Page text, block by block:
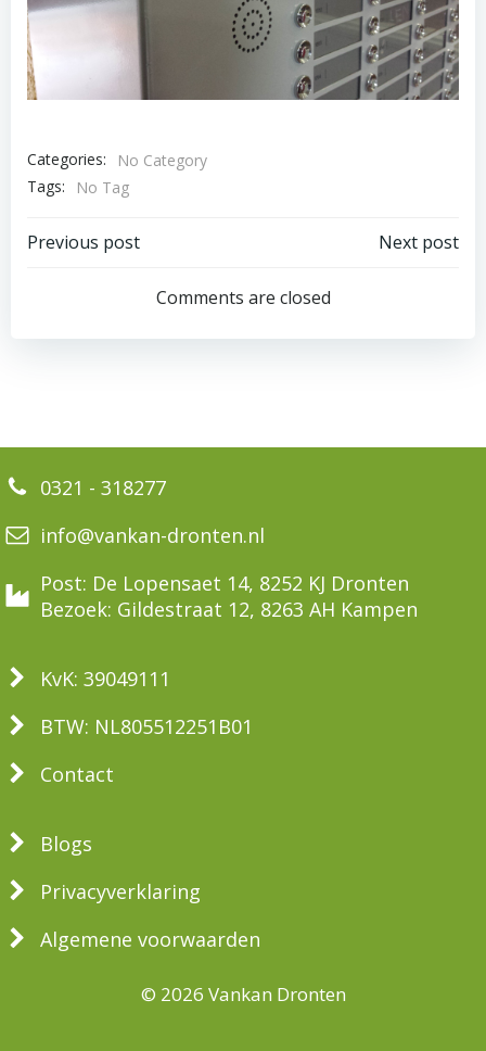
Categories:
No Category
Tags:
No Tag
Bericht
navigatie
Previous post
Bericht
navigatie
Next post
Comments are closed
0321 - 318277
info@vankan-dronten.nl
Post: De Lopensaet 14, 8252 KJ Dronten
Bezoek: Gildestraat 12, 8263 AH Kampen
KvK: 39049111
BTW: NL805512251B01
Contact
Blogs
Privacyverklaring
Algemene voorwaarden
© 2026 Vankan Dronten